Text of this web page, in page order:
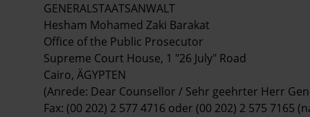
GENERALSTAATSANWALT
Hesham Mohamed Zaki Barakat
Office of the Public Prosecutor
Supreme Court House, 1 "26 July" Road
Cairo, ÄGYPTEN
(Anrede: Dear Counsellor / Sehr geehrter Herr
Fax: (00 202) 2 577 4716 oder (00 202) 2 575 7165